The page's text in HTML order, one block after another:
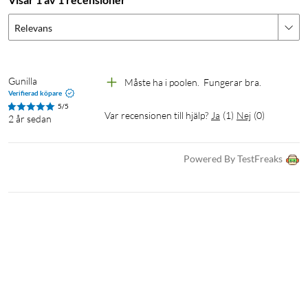
Relevans
Gunilla
Verifierad köpare
5/5
2 år sedan
Måste ha i poolen.  Fungerar bra.
Var recensionen till hjälp? Ja (1) Nej (0)
Powered By TestFreaks